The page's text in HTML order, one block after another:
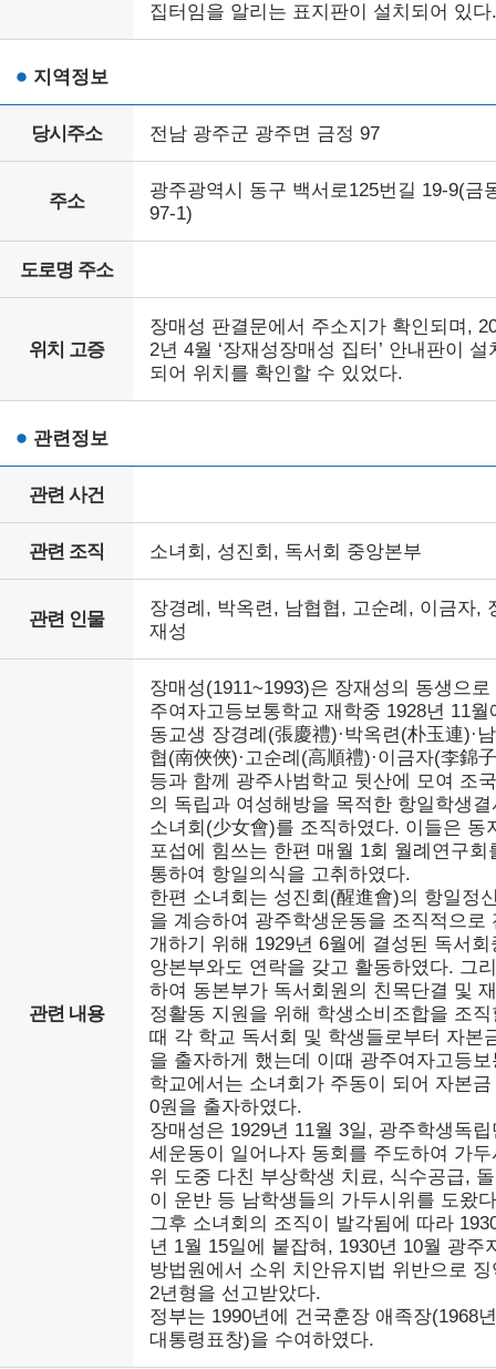
집터임을 알리는 표지판이 설치되어 있다.
지역정보
당시주소 전남 광주군 광주면 금정 97
주소
광주광역시 동구 백서로125번길 19-9(금
97-1)
도로명 주소
위치 고증
장매성 판결문에서 주소지가 확인되며,
2년 4월 ‘장재성장매성 집터’ 안내판이 설
되어 위치를 확인할 수 있었다.
관련정보
관련 사건
관련 조직 소녀회, 성진회, 독서회 중앙본부
관련 인물
장경례, 박옥련, 남협협, 고순례, 이금자,
재성
관련 내용
장매성(1911~1993)은 장재성의 동생으로
주여자고등보통학교 재학중 1928년 11월
동교생 장경례(張慶禮)·박옥련(朴玉連)·
협(南俠俠)·고순례(高順禮)·이금자(李錦
등과 함께 광주사범학교 뒷산에 모여 조국
의 독립과 여성해방을 목적한 항일학생결
소녀회(少女會)를 조직하였다. 이들은 동
포섭에 힘쓰는 한편 매월 1회 월례연구회
통하여 항일의식을 고취하였다.
한편 소녀회는 성진회(醒進會)의 항일정
을 계승하여 광주학생운동을 조직적으로
개하기 위해 1929년 6월에 결성된 독서회
앙본부와도 연락을 갖고 활동하였다. 그리
하여 동본부가 독서회원의 친목단결 및 재
정활동 지원을 위해 학생소비조합을 조직
때 각 학교 독서회 및 학생들로부터 자본
을 출자하게 했는데 이때 광주여자고등보
학교에서는 소녀회가 주동이 되어 자본금
0원을 출자하였다.
장매성은 1929년 11월 3일, 광주학생독립
세운동이 일어나자 동회를 주도하여 가두
위 도중 다친 부상학생 치료, 식수공급,
이 운반 등 남학생들의 가두시위를 도왔
그후 소녀회의 조직이 발각됨에 따라
년 1월 15일에 붙잡혀, 1930년 10월 광주
방법원에서 소위 치안유지법 위반으로 징
2년형을 선고받았다.
정부는 1990년에 건국훈장 애족장(1968년
대통령표창)을 수여하였다.